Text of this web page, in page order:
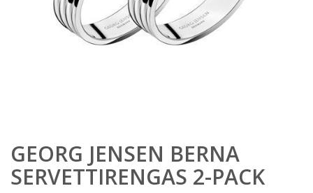
GEORG JENSEN BERNA
SERVETTIRENGAS 2-PACK